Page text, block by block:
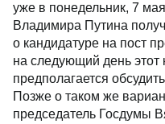
уже в понедельник, 7
Владимира Путина
о кандидатуре на пост
на следующий день этот
предполагается
Позже о таком же
председатель Госдумы